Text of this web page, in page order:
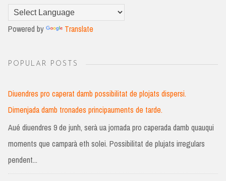
Powered by Translate
POPULAR POSTS
Diuendres pro caperat damb possibilitat de plojats dispersi.
Dimenjada damb tronades principauments de tarde.
Aué diuendres 9 de junh, serà ua jornada pro caperada damb quauqui
moments que camparà eth solei. Possibilitat de plujats irregulars
pendent...